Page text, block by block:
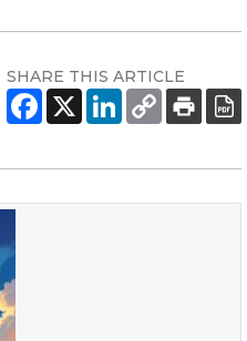
SHARE THIS ARTICLE